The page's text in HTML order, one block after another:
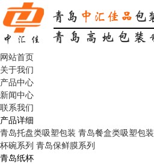
网站首页
关于我们
产品中心
新闻中心
联系我们
产品详细
青岛托盘类吸塑包装 青岛餐盒类吸塑包装
杯碗系列 青岛保鲜膜系列
青岛纸杯